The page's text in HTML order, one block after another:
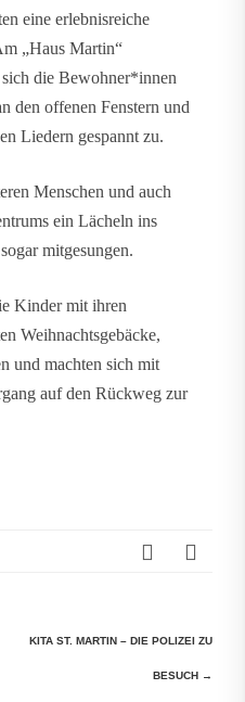
eine erlebnisreiche
„Haus Martin“
die Bewohner*innen
den offenen Fenstern und
Liedern gespannt zu.
Menschen und auch
ein Lächeln ins
mitgesungen.
Kinder mit ihren
Weihnachtsgebäcke,
und machten sich mit
auf den Rückweg zur
KITA ST. MARTIN – DIE POLIZEI ZU
BESUCH →